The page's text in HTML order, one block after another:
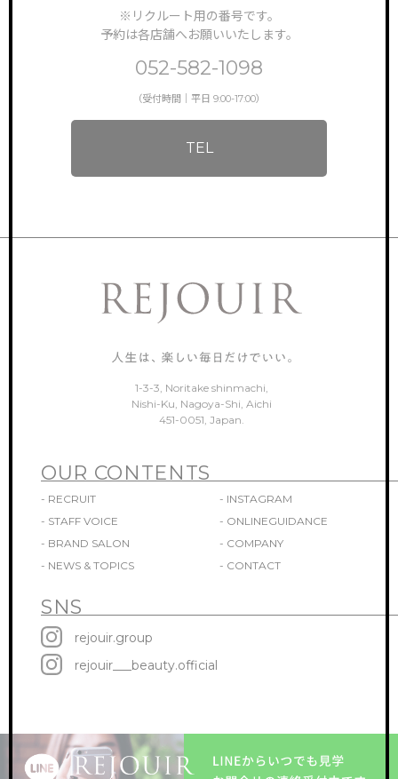
※リクルート用の番号です。
予約は各店舗へお願いいたします。
052-582-1098
（受付時間｜平日 9:00-17:00）
TEL
1-3-3, Noritake shinmachi,
Nishi-Ku, Nagoya-Shi, Aichi
451-0051, Japan.
OUR CONTENTS
- RECRUIT
- INSTAGRAM
- STAFF VOICE
- ONLINEGUIDANCE
- BRAND SALON
- COMPANY
- NEWS & TOPICS
- CONTACT
SNS
rejouir.group
rejouir___beauty.official